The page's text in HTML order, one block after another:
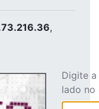
,
Digite
lado no